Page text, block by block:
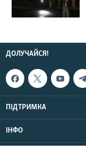
ДОЛУЧАЙСЯ!
ПІДТРИМКА
ІНФО